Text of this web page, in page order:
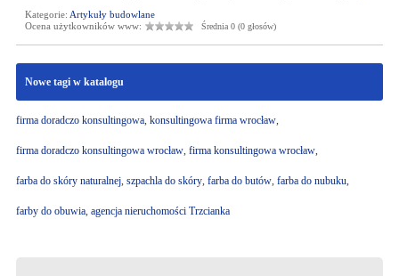
Kategorie: Artykuły budowlane
Ocena użytkowników www:
Średnia 0 (0 głosów)
Nowe tagi w katalogu
firma doradczo konsultingowa, konsultingowa firma wrocław,
firma doradczo konsultingowa wrocław, firma konsultingowa wrocław,
farba do skóry naturalnej, szpachla do skóry, farba do butów, farba do nubuku,
farby do obuwia, agencja nieruchomości Trzcianka